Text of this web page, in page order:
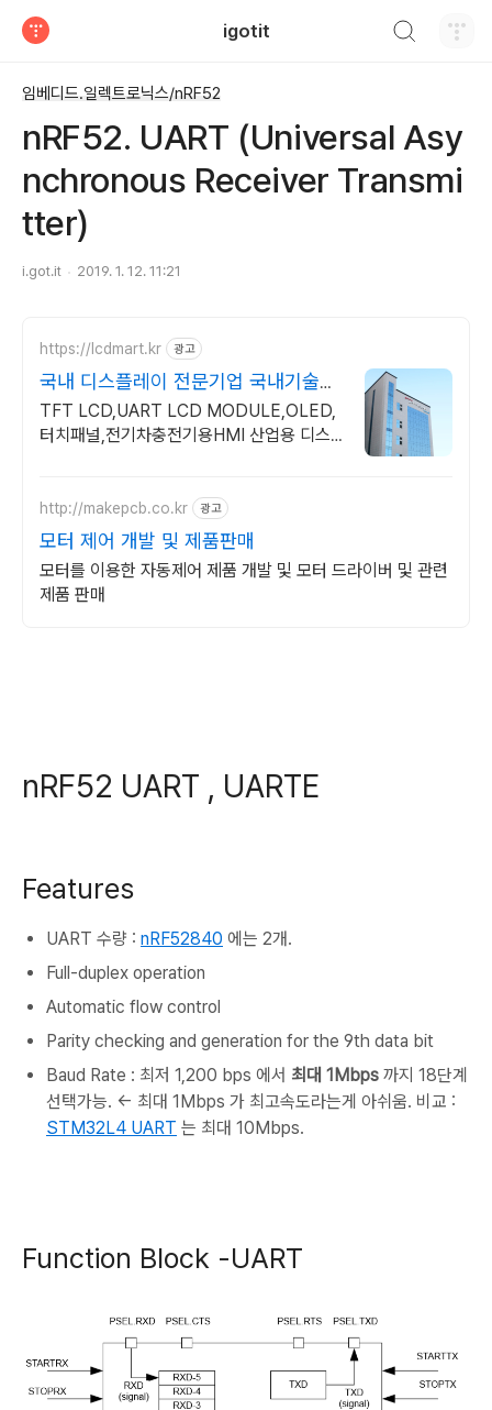
igotit
임베디드.일렉트로닉스/nRF52
nRF52. UART (Universal Asy
nchronous Receiver Transmi
tter)
i.got.it 2019. 1. 12. 11:21
https://lcdmart.kr 광고
국내 디스플레이 전문기업 국내기술지
원
TFT LCD,UART LCD MODULE,OLED,
터치패널,전기차충전기용HMI 산업용 디스
http://makepcb.co.kr 광고
모터 제어 개발 및 제품판매
모터를 이용한 자동제어 제품 개발 및 모터 드라이버 및 관련
제품 판매
nRF52 UART , UARTE
Features
UART 수량 : nRF52840 에는 2개.
Full-duplex operation
Automatic flow control
Parity checking and generation for the 9th data bit
Baud Rate : 최저 1,200 bps 에서 최대 1Mbps 까지 18단계
선택가능. <- 최대 1Mbps 가 최고속도라는게 아쉬움. 비교 :
STM32L4 UART 는 최대 10Mbps.
Function Block -UART